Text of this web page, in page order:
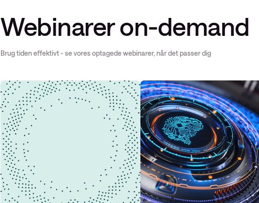
Webinarer on-demand
Brug tiden effektivt - se vores optagede webinarer, når det passer dig